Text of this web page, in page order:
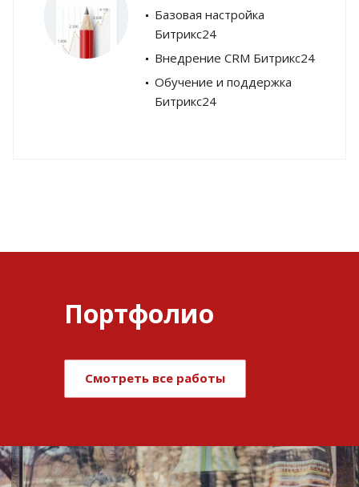
Базовая настройка
Битрикс24
Внедрение CRM Битрикс24
Обучение и поддержка
Битрикс24
Портфолио
Смотреть все работы